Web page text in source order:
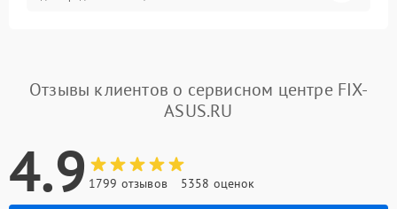
Отзывы клиентов о сервисном центре FIX-
ASUS.RU
4.9 1799 отзывов 5358 оценок